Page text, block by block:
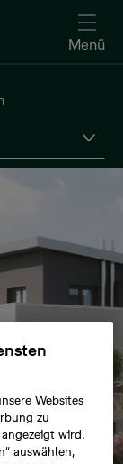
Menü
Websites
zu
wird.
auswählen,